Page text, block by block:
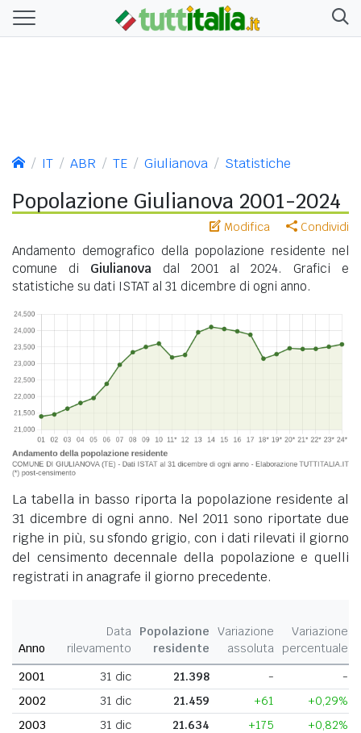
IT ABR TE Giulianova Statistiche
Popolazione Giulianova 2001-2024
Modifica Condividi
Andamento demografico della popolazione residente nel
comune di Giulianova dal 2001 al 2024. Grafici e
statistiche su dati ISTAT al 31 dicembre di ogni anno.
La tabella in basso riporta la popolazione residente al
31 dicembre di ogni anno. Nel 2011 sono riportate due
righe in più, su sfondo grigio, con i dati rilevati il giorno
del censimento decennale della popolazione e quelli
registrati in anagrafe il giorno precedente.
Anno
Data
rilevamento
Popolazione
residente
Variazione
assoluta
Variazione
percentuale
2001
31 dic 21.398 -
-
2002
31 dic 21.459 +61
+0,29%
2003
31 dic 21.634 +175
+0,82%